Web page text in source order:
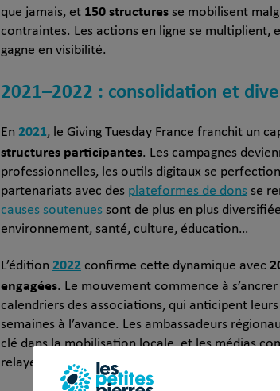
que jamais, et 150 structures se mobilisent
contraintes. Les actions en ligne se multiplient,
gagne en visibilité.
2021–2022 : consolidation et
En 2021, le Giving Tuesday France franchit un
structures participantes. Les campagnes
professionnelles, les outils digitaux se
partenariats avec des plateformes de dons se
causes soutenues sont de plus en plus
environnement, santé, culture, éducation…
L’édition 2022 confirme cette dynamique avec
engagées. Le mouvement commence à
calendriers des associations, qui anticipent
semaines à l’avance. Les ambassadeurs
clé dans la mobilisation locale, et les médias
relayer l’événement.